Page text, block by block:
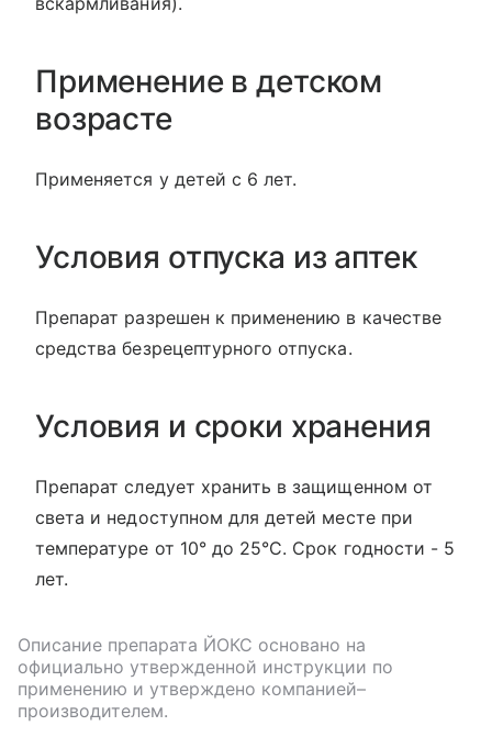
Применение в детском
возрасте
Применяется у детей с 6 лет.
Условия отпуска из аптек
Препарат разрешен к применению в качестве
средства безрецептурного отпуска.
Условия и сроки хранения
Препарат следует хранить в защищенном от
света и недоступном для детей месте при
температуре от 10° до 25°С. Срок годности - 5
лет.
Описание препарата ЙОКС основано на
официально утвержденной инструкции по
применению и утверждено компанией–
производителем.